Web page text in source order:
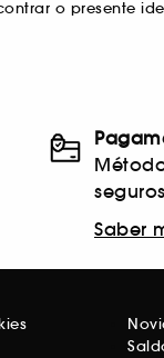
o presente
seguros
Saber